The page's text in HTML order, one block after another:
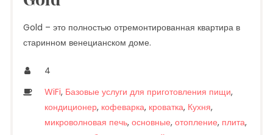
Gold – это полностью отремонтированная квартира в
старинном венецианском доме.
4
WiFi, Базовые услуги для приготовления пищи,
кондиционер, кофеварка, кроватка, Кухня,
микроволновая печь, основные, отопление, плита,